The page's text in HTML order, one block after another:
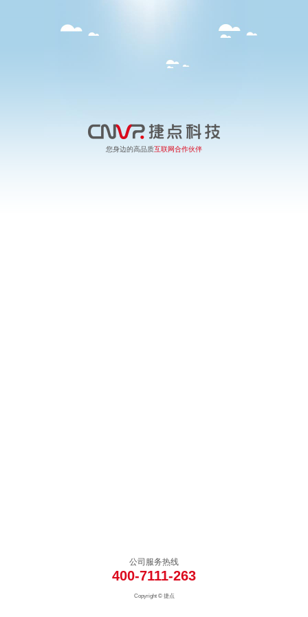
您身边的高品质互联网合作伙伴
公司服务热线
400-7111-263
Copyright © 捷点